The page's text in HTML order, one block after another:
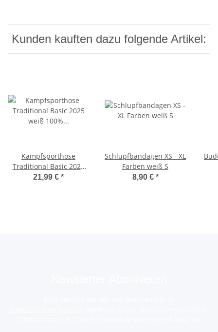
Kunden kauften dazu folgende Artikel:
Kampfsporthose
Traditional Basic 2025
weiß 100% Baumwolle 8
21,99 € *
Schlupfbandagen XS - XL
Farben weiß S
8,90 € *